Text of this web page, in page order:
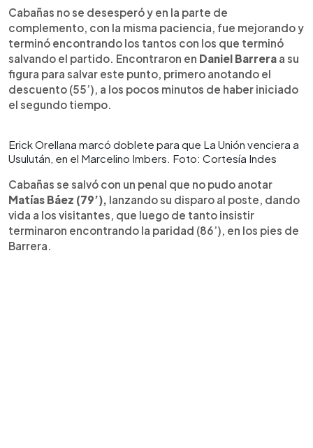
Cabañas no se desesperó y en la parte de
complemento, con la misma paciencia, fue mejorando y
terminó encontrando los tantos con los que terminó
salvando el partido. Encontraron en Daniel Barrera a su
figura para salvar este punto, primero anotando el
descuento (55’), a los pocos minutos de haber iniciado
el segundo tiempo.
Erick Orellana marcó doblete para que La Unión venciera a
Usulután, en el Marcelino Imbers. Foto: Cortesía Indes
Cabañas se salvó con un penal que no pudo anotar
Matías Báez (79’), lanzando su disparo al poste, dando
vida a los visitantes, que luego de tanto insistir
terminaron encontrando la paridad (86’), en los pies de
Barrera.